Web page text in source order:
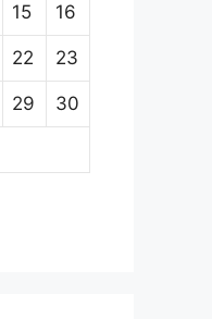
15 16
22 23
29 30